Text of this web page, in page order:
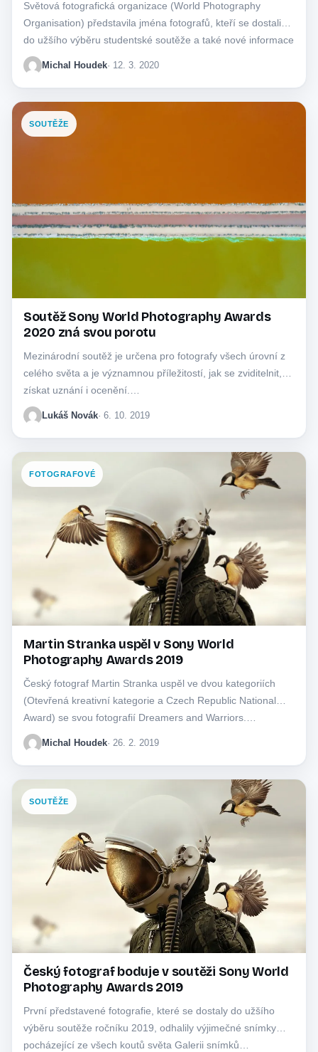
Světová fotografická organizace (World Photography
Organisation) představila jména fotografů, kteří se dostali
do užšího výběru studentské soutěže a také nové informace
o…
Michal Houdek· 12. 3. 2020
SOUTĚŽE
Soutěž Sony World Photography Awards
2020 zná svou porotu
Mezinárodní soutěž je určena pro fotografy všech úrovní z
celého světa a je významnou příležitostí, jak se zviditelnit,
získat uznání i ocenění.…
Lukáš Novák· 6. 10. 2019
FOTOGRAFOVÉ
Martin Stranka uspěl v Sony World
Photography Awards 2019
Český fotograf Martin Stranka uspěl ve dvou kategoriích
(Otevřená kreativní kategorie a Czech Republic National
Award) se svou fotografií Dreamers and Warriors.…
Michal Houdek· 26. 2. 2019
SOUTĚŽE
Český fotograf boduje v soutěži Sony World
Photography Awards 2019
První představené fotografie, které se dostaly do užšího
výběru soutěže ročníku 2019, odhalily výjimečné snímky
pocházející ze všech koutů světa Galerii snímků…